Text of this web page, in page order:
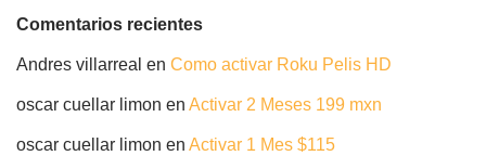
Comentarios recientes
Andres villarreal en Como activar Roku Pelis HD
oscar cuellar limon en Activar 2 Meses 199 mxn
oscar cuellar limon en Activar 1 Mes $115